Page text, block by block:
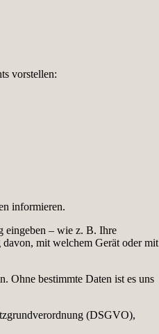
vorstellen:
informieren.
eingeben – wie z. B. Ihre
davon, mit welchem Gerät oder mit
Ohne bestimmte Daten ist es uns
(DSGVO),